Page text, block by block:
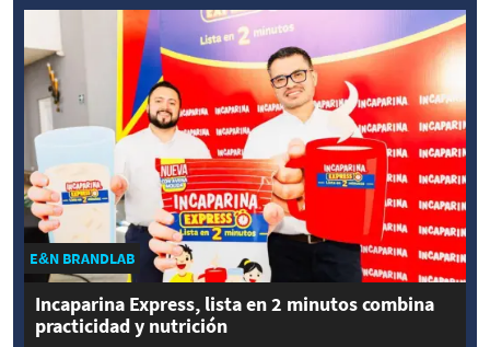
E&N BRANDLAB
Incaparina Express, lista en 2 minutos combina
practicidad y nutrición